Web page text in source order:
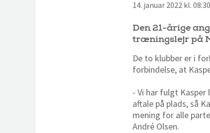
14. januar 2022 kl.
Den 21-årige
træningslejr på
De to klubber er i
forbindelse, at
- Vi har fulgt
aftale på plads, så
mening for alle
André Olsen.